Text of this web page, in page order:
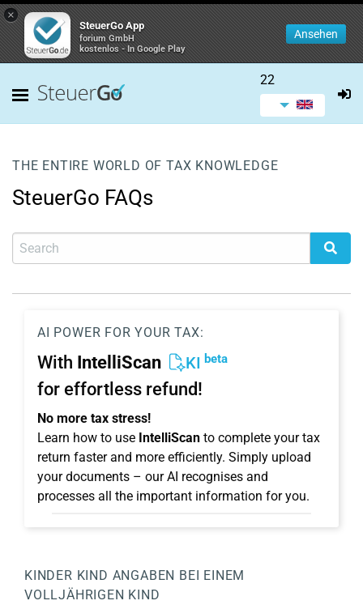
×
SteuerGo App
forium GmbH
kostenlos - In Google Play
Ansehen
22
THE ENTIRE WORLD OF TAX KNOWLEDGE
SteuerGo FAQs
AI POWER FOR YOUR TAX:
With IntelliScan KI beta
for effortless refund!
No more tax stress!
Learn how to use IntelliScan to complete your tax
return faster and more efficiently. Simply upload
your documents – our AI recognises and
processes all the important information for you.
KINDER KIND ANGABEN BEI EINEM
VOLLJÄHRIGEN KIND